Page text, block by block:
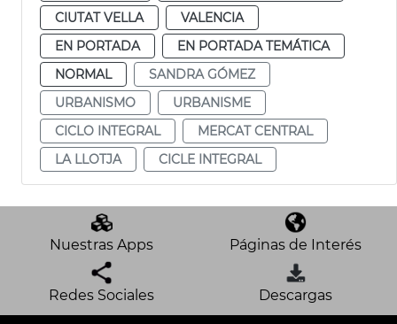
CIUTAT VELLA
VALENCIA
EN PORTADA
EN PORTADA TEMÁTICA
NORMAL
SANDRA GÓMEZ
URBANISMO
URBANISME
CICLO INTEGRAL
MERCAT CENTRAL
LA LLOTJA
CICLE INTEGRAL
Nuestras Apps Páginas de Interés
Redes Sociales Descargas